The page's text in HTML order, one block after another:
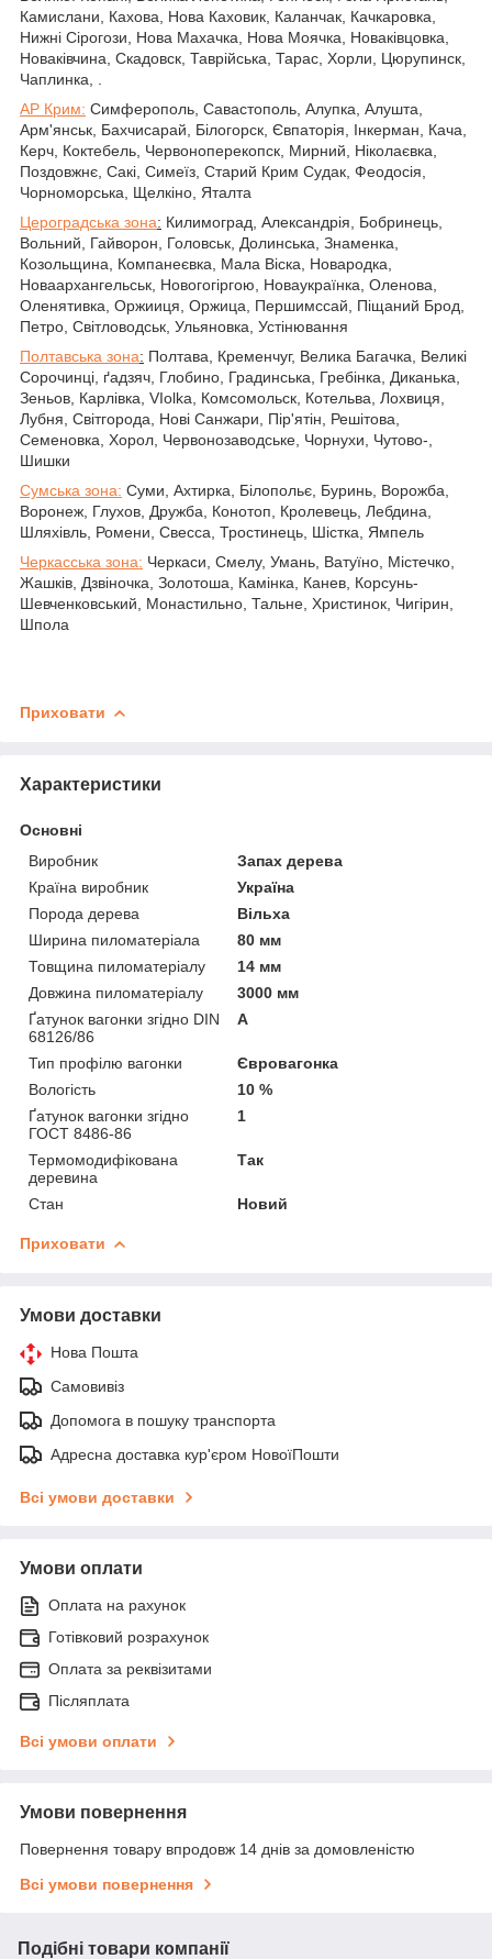
Камислани, Кахова, Нова Каховик, Каланчак, Качкаровка,
Нижні Сірогози, Нова Махачка, Нова Моячка, Новаківцовка,
Новаківчина, Скадовск, Таврійська, Тарас, Хорли, Цюрупинск,
Чаплинка, .
АР Крим: Симферополь, Савастополь, Алупка, Алушта,
Арм'янськ, Бахчисарай, Білогорск, Євпаторія, Інкерман, Кача,
Керч, Коктебель, Червоноперекопск, Мирний, Ніколаєвка,
Поздовжнє, Сакі, Симеїз, Старий Крим Судак, Феодосія,
Чорноморська, Щелкіно, Яталта
Цероградська зона: Килимоград, Александрія, Бобринець,
Вольний, Гайворон, Головськ, Долинська, Знаменка,
Козольщина, Компанеєвка, Мала Віска, Новародка,
Новаархангельськ, Новогогіргою, Новаукраїнка, Оленова,
Оленятивка, Оржииця, Оржица, Першимссай, Піщаний Брод,
Петро, Світловодськ, Ульяновка, Устінювання
Полтавська зона: Полтава, Кременчуг, Велика Багачка, Великі
Сорочинці, ґадзяч, Глобино, Градинська, Гребінка, Диканька,
Зеньов, Карлівка, VIolka, Комсомольск, Котельва, Лохвиця,
Лубня, Світгорода, Нові Санжари, Пір'ятін, Решітова,
Семеновка, Хорол, Червонозаводське, Чорнухи, Чутово-,
Шишки
Сумська зона: Суми, Ахтирка, Білопольє, Буринь, Ворожба,
Воронеж, Глухов, Дружба, Конотоп, Кролевець, Лебдина,
Шляхівль, Ромени, Свесса, Тростинець, Шістка, Ямпель
Черкасська зона: Черкаси, Смелу, Умань, Ватуїно, Містечко,
Жашків, Дзвіночка, Золотоша, Камінка, Канев, Корсунь-
Шевченковський, Монастильно, Тальне, Христинок, Чигірин,
Шпола
Приховати
Характеристики
Основні
Виробник
Запах дерева
Країна виробник
Україна
Порода дерева
Вільха
Ширина пиломатеріала
80 мм
Товщина пиломатеріалу
14 мм
Довжина пиломатеріалу
3000 мм
Ґатунок вагонки згідно DIN
68126/86
А
Тип профілю вагонки
Євровагонка
Вологість
10 %
Ґатунок вагонки згідно
ГОСТ 8486-86
1
Термомодифікована
деревина
Так
Стан Новий
Приховати
Умови доставки
Нова Пошта
Самовивіз
Допомога в пошуку транспорта
Адресна доставка кур'єром НовоїПошти
Всі умови доставки
Умови оплати
Оплата на рахунок
Готівковий розрахунок
Оплата за реквізитами
Післяплата
Всі умови оплати
Умови повернення
Повернення товару впродовж 14 днів за домовленістю
Всі умови повернення
Подібні товари компанії